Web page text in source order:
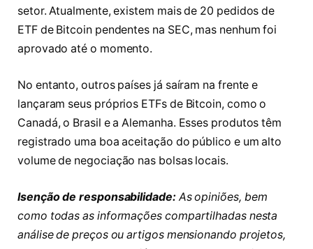
setor. Atualmente, existem mais de 20 pedidos de
ETF de Bitcoin pendentes na SEC, mas nenhum foi
aprovado até o momento.
No entanto, outros países já saíram na frente e
lançaram seus próprios ETFs de Bitcoin, como o
Canadá, o Brasil e a Alemanha. Esses produtos têm
registrado uma boa aceitação do público e um alto
volume de negociação nas bolsas locais.
Isenção de responsabilidade:As opiniões, bem
como todas as informações compartilhadas nesta
análise de preços ou artigos mensionando projetos,